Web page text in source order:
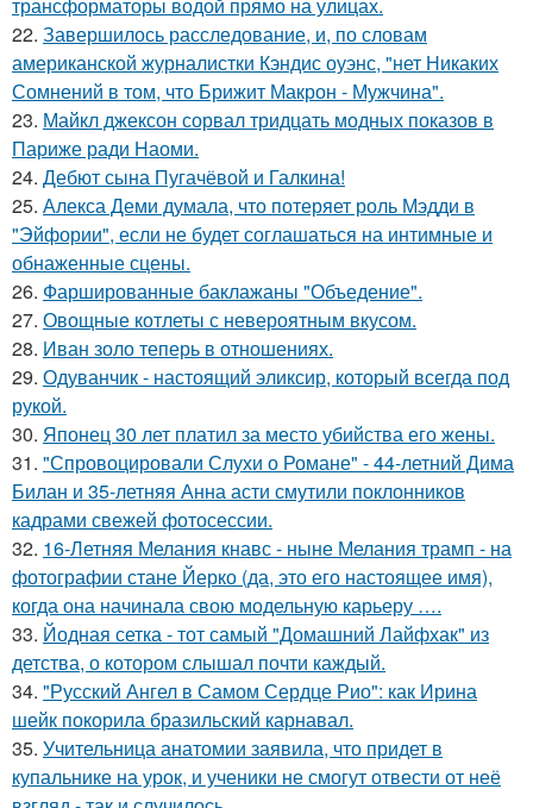
22. Завершилось расследование, и, по словам
американской журналистки Кэндис оуэнс, "нет Никаких
Сомнений в том, что Брижит Макрон - Мужчина".
23. Майкл джексон сорвал тридцать модных показов в
Париже ради Наоми.
24. Дебют сына Пугачёвой и Галкина!
25. Алекса Деми думала, что потеряет роль Мэдди в
"Эйфории", если не будет соглашаться на интимные и
обнаженные сцены.
26. Фаршированные баклажаны "Объедение".
27. Овощные котлеты с невероятным вкусом.
28. Иван золо теперь в отношениях.
29. Одуванчик - настоящий эликсир, который всегда под
рукой.
30. Японец 30 лет платил за место убийства его жены.
31. "Спровоцировали Слухи о Романе" - 44-летний Дима
Билан и 35-летняя Анна асти смутили поклонников
кадрами свежей фотосессии.
32. 16-Летняя Мелания кнавс - ныне Мелания трамп - на
фотографии стане Йерко (да, это его настоящее имя),
когда она начинала свою модельную карьеру ….
33. Йодная сетка - тот самый "Домашний Лайфхак" из
детства, о котором слышал почти каждый.
34. "Русский Ангел в Самом Сердце Рио": как Ирина
шейк покорила бразильский карнавал.
35. Учительница анатомии заявила, что придет в
купальнике на урок, и ученики не смогут отвести от неё